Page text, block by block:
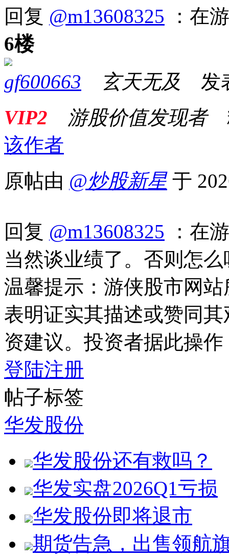
回复 @m13608325 ：在
6楼
gf600663
玄天无及 发
VIP2
游股价值发现者
该作者
原帖由 @炒股新星 于
回复 @m13608325 ：在
当然谈业绩了。否则怎
温馨提示：游侠股市网
表明证实其描述或赞同
资建议。投资者据此操
登陆注册
帖子标签
华发股份
华发股份还有救吗？
华发实盘2026Q1亏损
华发股份即将退市
期货告急，出售领航